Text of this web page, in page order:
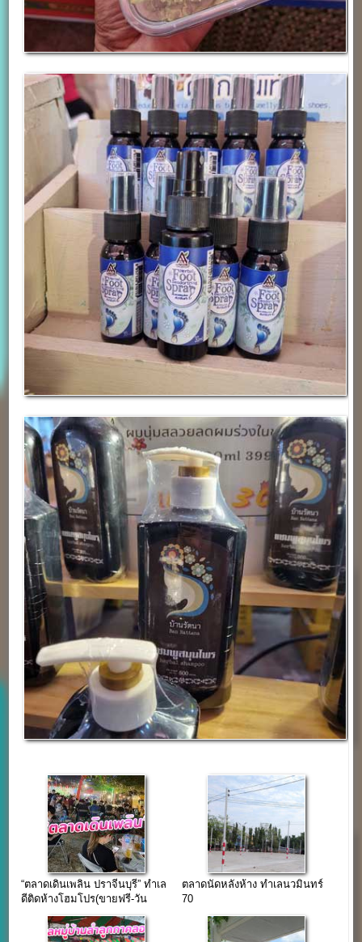
“ตลาดเดินเพลิน ปราจีนบุรี” ทำเล
ดีติดห้างโฮมโปร(ขายฟรี-วัน
ตลาดนัดหลังห้าง ทำเลนวมินทร์
70